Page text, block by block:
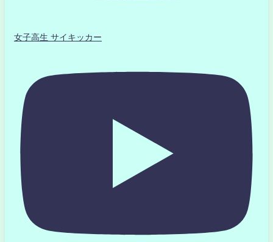
女子高生 サイキッカー